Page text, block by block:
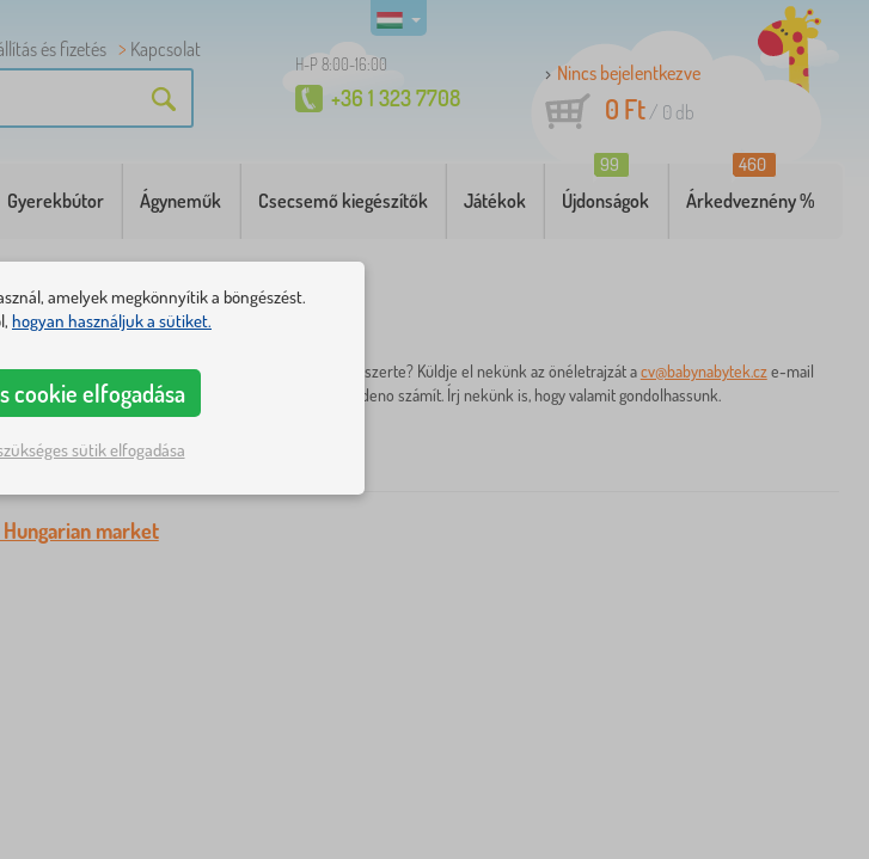
és fizetés Kapcsolat
H-P 8:00-16:00
+36 1 323 7708
Nincs bejelentkezve
0 Ft/ 0 db
Gyerekbútor Ágyneműk Csecsemő kiegészítők Játékok Újdonságok
99
Árkedveznény %
460
gyermekek számára a családok számára Európa-szerte? Küldje el nekünk az önéletrajzát acv@babynabytek.cz e-mail
talált olyan pozíciót, amely érdekelne? neuvedeno számít. Írj nekünk is, hogy valamit gondolhassunk.
market
amelyek megkönnyítik a böngészést.
hogyan használjuk a sütiket.
cookie elfogadása
sütik elfogadása